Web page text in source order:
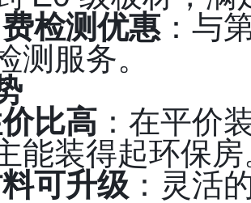
检测优惠：与
测服务。
比高 ：在平价
能装得起环保房
可升级 ：灵活